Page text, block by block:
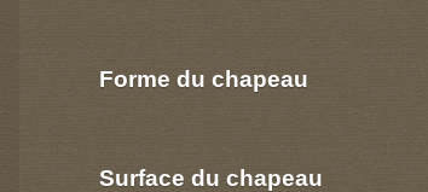
Forme du chapeau
Surface du chapeau